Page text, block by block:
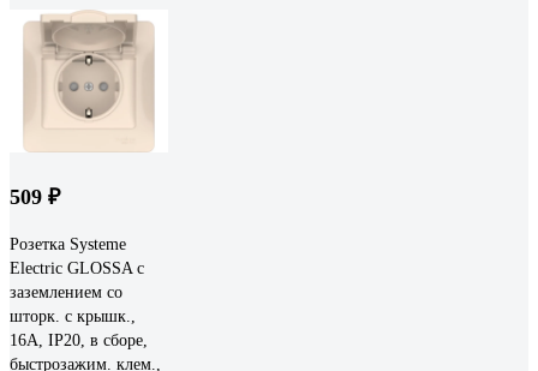
509 ₽
Розетка Systeme
Electric GLOSSA с
заземлением со
шторк. с крышк.,
16А, IP20, в сборе,
быстрозажим. клем.,